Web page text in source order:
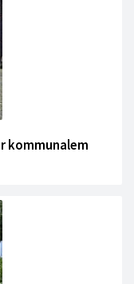
kommunalem